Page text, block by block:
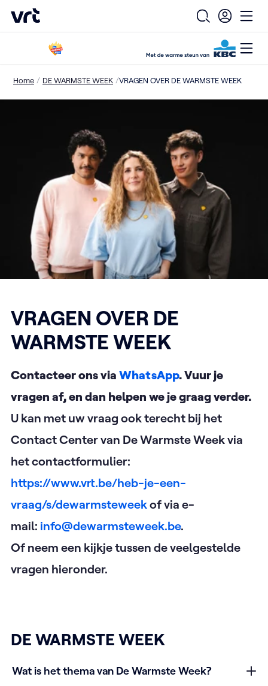
VRT (home)
Open
Home / DE WARMSTE WEEK /VRAGEN OVER DE WARMSTE WEEK
VRAGEN OVER DE
WARMSTE WEEK
Contacteer ons via WhatsApp. Vuur je
vragen af, en dan helpen we je graag verder.
U kan met uw vraag ook terecht bij het
Contact Center van De Warmste Week via
het contactformulier:
https://www.vrt.be/heb-je-een-
vraag/s/dewarmsteweekof via e-
mail: info@dewarmsteweek.be.
Of neem een kijkje tussen de veelgestelde
vragen hieronder.
DE WARMSTE WEEK
Wat is het thema van De Warmste Week?